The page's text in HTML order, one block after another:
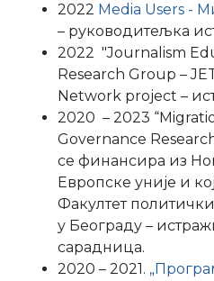
2022 Media Users -
– руководитељка
2022 "Journalism
Research Group –
Network project –
2020 – 2023
Governance
се финансира из
Европске уније и
Факултет
у Београду –
сарадница.
2020 – 2021.